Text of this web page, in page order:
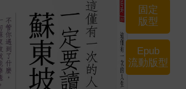
固定
版型
Epub
流動版型